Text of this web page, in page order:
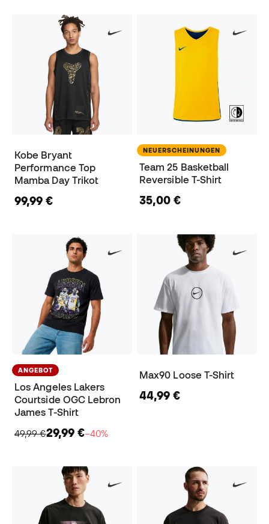
Kobe Bryant
Performance Top
Mamba Day Trikot
99,99 €
NEUERSCHEINUNGEN
Team 25 Basketball
Reversible T-Shirt
35,00 €
ANGEBOT
Los Angeles Lakers
Courtside OGC Lebron
James T-Shirt
49,99 €29,99 €−40%
Max90 Loose T-Shirt
44,99 €